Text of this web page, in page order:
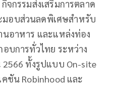
กรรมส่งเสริมการตลาด
มอบส่วนลดพิเศษสำหรับ
นอาหาร และแหล่งท่อง
บการทั่วไทย ระหว่าง
ทั้งรูปแบบ On-site
ชัน Robinhood และ